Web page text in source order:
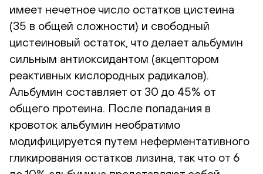
имеет нечетное число остатков цистеина
(35 в общей сложности) и свободный
цистеиновый остаток, что делает альбумин
сильным антиоксидантом (акцептором
реактивных кислородных радикалов).
Альбумин составляет от 30 до 45% от
общего протеина. После попадания в
кровоток альбумин необратимо
модифицируется путем неферментативного
гликирования остатков лизина, так что от 6